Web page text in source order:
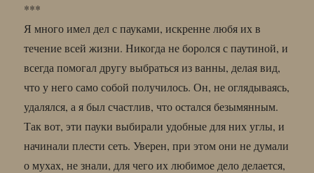
***
Я много имел дел с пауками, искренне любя их в
течение всей жизни. Никогда не боролся с паутиной, и
всегда помогал другу выбраться из ванны, делая вид,
что у него само собой получилось. Он, не оглядываясь,
удалялся, а я был счастлив, что остался безымянным.
Так вот, эти пауки выбирали удобные для них углы, и
начинали плести сеть. Уверен, при этом они не думали
о мухах, не знали, для чего их любимое дело делается,